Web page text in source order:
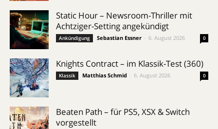
Static Hour – Newsroom-Thriller mit
Achtziger-Setting angekündigt
Ankündigung Sebastian Essner 6. August 2026 0
Knights Contract – im Klassik-Test (360)
Klassik Matthias Schmid 6. August 2026 0
Beaten Path – für PS5, XSX & Switch
vorgestellt